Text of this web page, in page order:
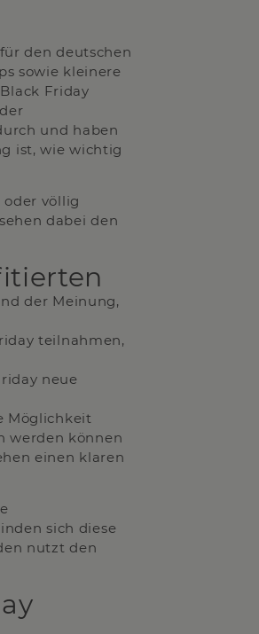
den deutschen
sowie kleinere
Friday
und haben
ist, wie wichtig
völlig
dabei den
der Meinung,
teilnahmen,
neue
Möglichkeit
werden können
einen klaren
sich diese
nutzt den